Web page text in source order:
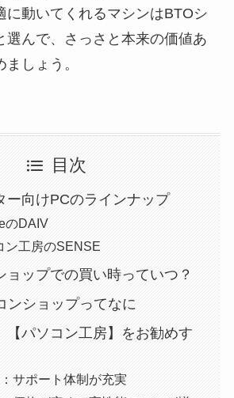
に動いてくれるマシンはBTOシ
選んで、さっさと本来の価値あ
しょう。
目次
ー向けPCのラインナップ
のDAIV
ン工房のSENSE
ョップでの買い時っていつ？
ンショップってなに
【パソコン工房】をお勧めす
サポート体制が充実